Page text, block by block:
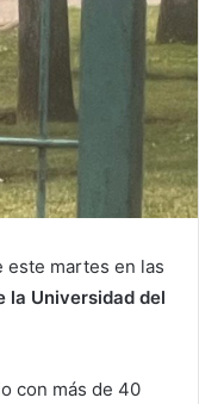
este martes en las
la Universidad del
con más de 40